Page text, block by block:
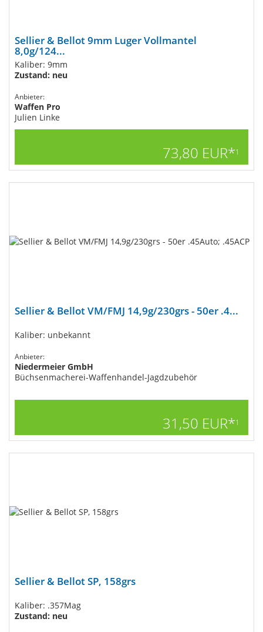
Sellier & Bellot 9mm Luger Vollmantel
8,0g/124...
Kaliber: 9mm
Zustand: neu
Anbieter:
Waffen Pro
Julien Linke
73,80 EUR*1
Sellier & Bellot VM/FMJ 14,9g/230grs - 50er .4...
Kaliber: unbekannt
Anbieter:
Niedermeier GmbH
Büchsenmacherei-Waffenhandel-Jagdzubehör
31,50 EUR*1
Sellier & Bellot SP, 158grs
Kaliber: .357Mag
Zustand: neu